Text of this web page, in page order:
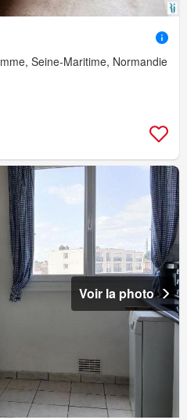
Seine-Maritime, Normandie
Voir la photo